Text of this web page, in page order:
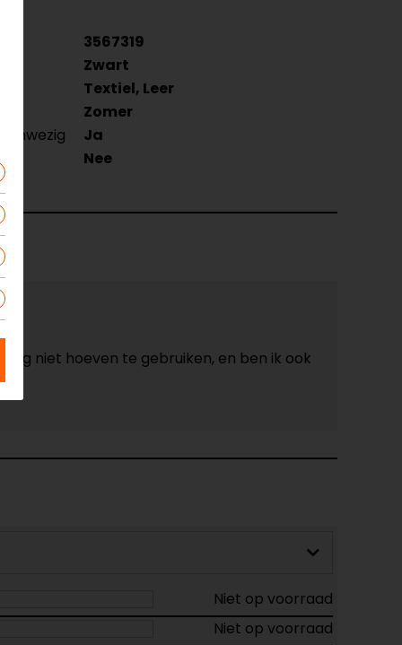
3567319
Zwart
Textiel, Leer
Zomer
Ja
Nee
niet hoeven te gebruiken, en ben ik ook
Niet op voorraad
Niet op voorraad